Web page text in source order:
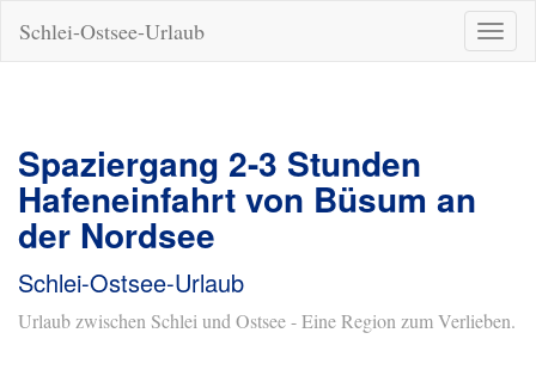
ein-/
Schlei-Ostsee-Urlaub
Spaziergang 2-3 Stunden
Hafeneinfahrt von Büsum an
der Nordsee
Schlei-Ostsee-Urlaub
Urlaub zwischen Schlei und Ostsee - Eine Region zum Verlieben.